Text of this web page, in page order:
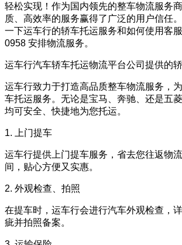
轻松实现！作为国内领先的整车物流服务
质、高效率的服务赢得了广泛的用户信任
一下运车行的轿车托运服务和如何使用客
0958 安排物流服务。
运车行汽车轿车托运物流平台公司提供的
运车行致力于打造高品质整车物流服务，
车托运服务。无论是宝马、奔驰、还是五
均可安全、快捷地为您托运。
1. 上门提车
运车行提供上门提车服务，省去您往返物
间，贴心方便又实惠。
2. 外观检查、拍照
在提车时，运车行会进行汽车外观检查，
疵并拍照备案。